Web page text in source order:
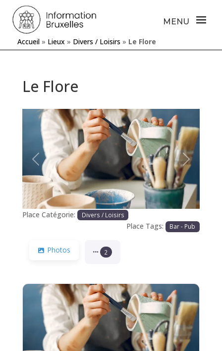
Accueil » Lieux » Divers / Loisirs » Le Flore
Le Flore
Précédente Prochaine
Place Catégorie: Divers / Loisirs
Place Tags: Bar - Pub
Photos 2